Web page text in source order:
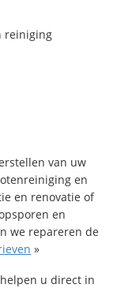
reiniging
van uw
en
en renovatie of
en
we repareren de
»
u direct in